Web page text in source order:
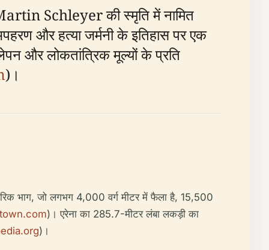
Schleyer की स्मृति में नामित
और हत्या जर्मनी के इतिहास पर एक
और लोकतांत्रिक मूल्यों के प्रति
)।
भाग, जो लगभग 4,000 वर्ग मीटर में फैला है, 15,500
)। एरेना का 285.7-मीटर लंबा लकड़ी का
)।